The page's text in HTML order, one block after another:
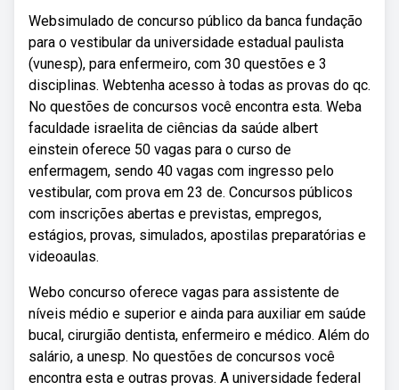
Websimulado de concurso público da banca fundação
para o vestibular da universidade estadual paulista
(vunesp), para enfermeiro, com 30 questões e 3
disciplinas. Webtenha acesso à todas as provas do qc.
No questões de concursos você encontra esta. Weba
faculdade israelita de ciências da saúde albert
einstein oferece 50 vagas para o curso de
enfermagem, sendo 40 vagas com ingresso pelo
vestibular, com prova em 23 de. Concursos públicos
com inscrições abertas e previstas, empregos,
estágios, provas, simulados, apostilas preparatórias e
videoaulas.
Webo concurso oferece vagas para assistente de
níveis médio e superior e ainda para auxiliar em saúde
bucal, cirurgião dentista, enfermeiro e médico. Além do
salário, a unesp. No questões de concursos você
encontra esta e outras provas. A universidade federal